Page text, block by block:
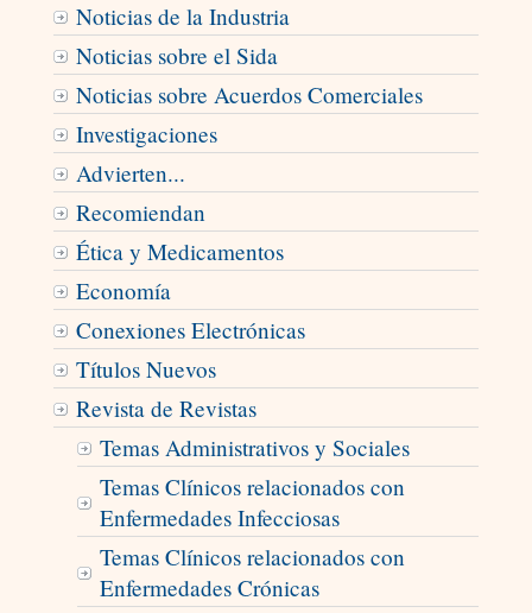
Noticias de la Industria
Noticias sobre el Sida
Noticias sobre Acuerdos Comerciales
Investigaciones
Advierten...
Recomiendan
Ética y Medicamentos
Economía
Conexiones Electrónicas
Títulos Nuevos
Revista de Revistas
Temas Administrativos y Sociales
Temas Clínicos relacionados con
Enfermedades Infecciosas
Temas Clínicos relacionados con
Enfermedades Crónicas